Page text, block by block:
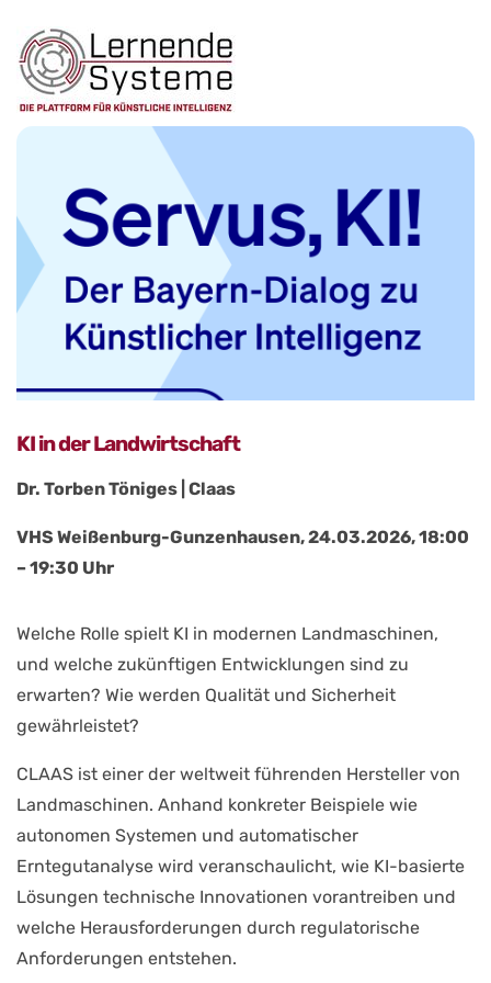
KI in der Landwirtschaft
Dr. Torben Töniges | Claas
VHS Weißenburg-Gunzenhausen, 24.03.2026, 18:00
– 19:30 Uhr
Welche Rolle spielt KI in modernen Landmaschinen,
und welche zukünftigen Entwicklungen sind zu
erwarten? Wie werden Qualität und Sicherheit
gewährleistet?
CLAAS ist einer der weltweit führenden Hersteller von
Landmaschinen. Anhand konkreter Beispiele wie
autonomen Systemen und automatischer
Erntegutanalyse wird veranschaulicht, wie KI-basierte
Lösungen technische Innovationen vorantreiben und
welche Herausforderungen durch regulatorische
Anforderungen entstehen.